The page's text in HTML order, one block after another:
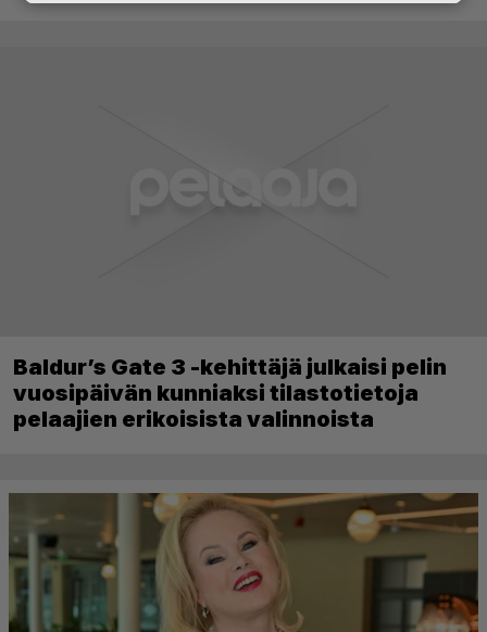
Baldur’s Gate 3 -kehittäjä julkaisi pelin
vuosipäivän kunniaksi tilastotietoja
pelaajien erikoisista valinnoista